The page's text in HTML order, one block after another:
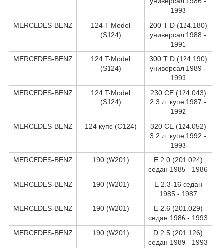
1993
MERCEDES-BENZ
124 T-Model
(S124)
200 T D (124.180)
универсал 1988 -
1991
MERCEDES-BENZ
124 T-Model
(S124)
300 T D (124.190)
универсал 1989 -
1993
MERCEDES-BENZ
124 T-Model
(S124)
230 CE (124.043)
2.3 л. купе 1987 -
1992
MERCEDES-BENZ
124 купе (C124)
320 CE (124.052)
3.2 л. купе 1992 -
1993
MERCEDES-BENZ
190 (W201)
E 2.0 (201.024)
седан 1985 - 1986
MERCEDES-BENZ
190 (W201)
E 2.3-16 седан
1985 - 1987
MERCEDES-BENZ
190 (W201)
E 2.6 (201.029)
седан 1986 - 1993
MERCEDES-BENZ
190 (W201)
D 2.5 (201.126)
седан 1989 - 1993